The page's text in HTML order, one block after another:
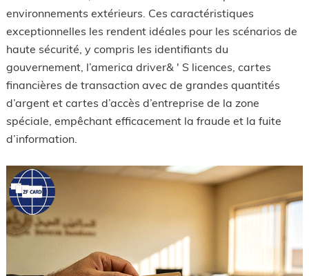
environnements extérieurs. Ces caractéristiques
exceptionnelles les rendent idéales pour les scénarios de
haute sécurité, y compris les identifiants du
gouvernement, l’america driver& ' S licences, cartes
financières de transaction avec de grandes quantités
d’argent et cartes d’accès d’entreprise de la zone
spéciale, empêchant efficacement la fraude et la fuite
d’information.